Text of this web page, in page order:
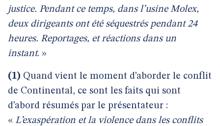
justice. Pendant ce temps, dans l’usine Molex,
deux dirigeants ont été séquestrés pendant 24
heures. Reportages, et réactions dans un
instant. »
(1) Quand vient le moment d’aborder le conflit
de Continental, ce sont les faits qui sont
d’abord résumés par le présentateur :
« L’exaspération et la violence dans les conflits